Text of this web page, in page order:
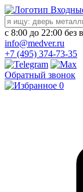
с 8:00 до 22:00 без
info@medver.ru
+7 (495) 374-73-35
Обратный звонок
0